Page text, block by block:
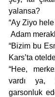
yalansa?
“Ay Ziyo
Adam
“Bizim bu
Kars’ta
“Hee,
vardı ya,
garsonluk